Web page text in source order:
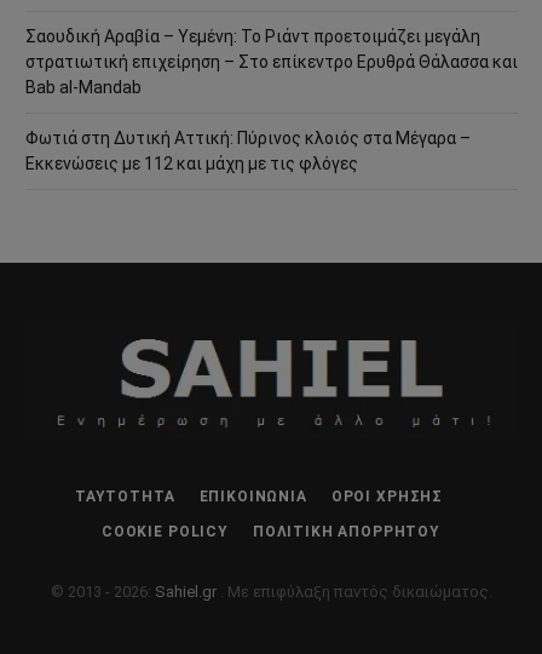
Σαουδική Αραβία – Υεμένη: Το Ριάντ προετοιμάζει μεγάλη
στρατιωτική επιχείρηση – Στο επίκεντρο Ερυθρά Θάλασσα και
Bab al-Mandab
Φωτιά στη Δυτική Αττική: Πύρινος κλοιός στα Μέγαρα –
Εκκενώσεις με 112 και μάχη με τις φλόγες
ΤΑΥΤΌΤΗΤΑ ΕΠΙΚΟΙΝΩΝΊΑ ΌΡΟΙ ΧΡΉΣΗΣ
COOKIE POLICY ΠΟΛΙΤΙΚΉ ΑΠΟΡΡΉΤΟΥ
© 2013 - 2026: Sahiel.gr . Με επιφύλαξη παντός δικαιώματος.